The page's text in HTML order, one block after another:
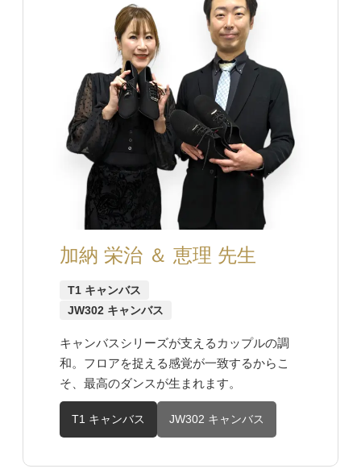
加納 栄治 ＆ 恵理 先生
T1 キャンバス
JW302 キャンバス
キャンバスシリーズが支えるカップルの調
和。フロアを捉える感覚が一致するからこ
そ、最高のダンスが生まれます。
T1 キャンバス JW302 キャンバス